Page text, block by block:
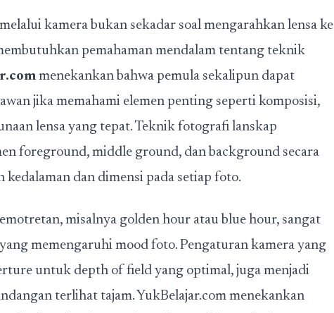
kamera bukan sekadar soal mengarahkan lensa ke
pemahaman mendalam tentang teknik
menekankan bahwa pemula sekalipun dapat
jika memahami elemen penting seperti komposisi,
lensa yang tepat. Teknik fotografi lanskap
foreground, middle ground, dan background secara
dan dimensi pada setiap foto.
misalnya golden hour atau blue hour, sangat
memengaruhi mood foto. Pengaturan kamera yang
untuk depth of field yang optimal, juga menjadi
terlihat tajam. YukBelajar.com menekankan